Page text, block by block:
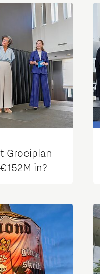
Brainport
High Tech
Strijp District
TU/e Campus
Food
Next Tech
Groeiplan
in?